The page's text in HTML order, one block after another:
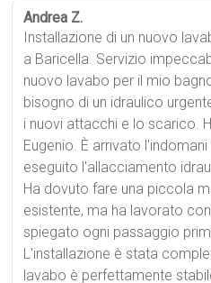
Andrea Z.
Installazione di un nuovo
a Baricella. Servizio
nuovo lavabo per il mio
bisogno di un idraulico
i nuovi attacchi e lo scarico.
Eugenio. È arrivato
eseguito l'allacciamento
Ha dovuto fare una piccola
esistente, ma ha lavorato
spiegato ogni passaggio
L'installazione è stata
lavabo è perfettamente